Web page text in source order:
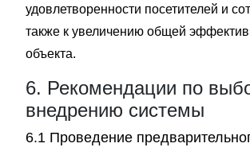
удовлетворенности посетителей и
также к увеличению общей
объекта.
6. Рекомендации по
внедрению системы
6.1 Проведение